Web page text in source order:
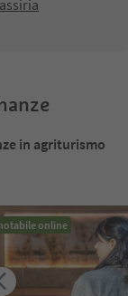
in agriturismo
online